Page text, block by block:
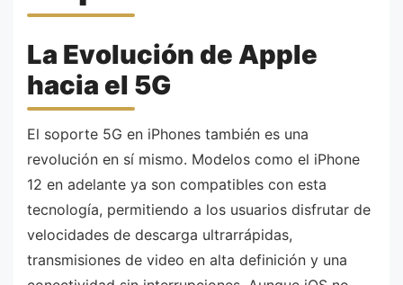
La Evolución de Apple
hacia el 5G
El soporte 5G en iPhones también es una
revolución en sí mismo. Modelos como el iPhone
12 en adelante ya son compatibles con esta
tecnología, permitiendo a los usuarios disfrutar de
velocidades de descarga ultrarrápidas,
transmisiones de video en alta definición y una